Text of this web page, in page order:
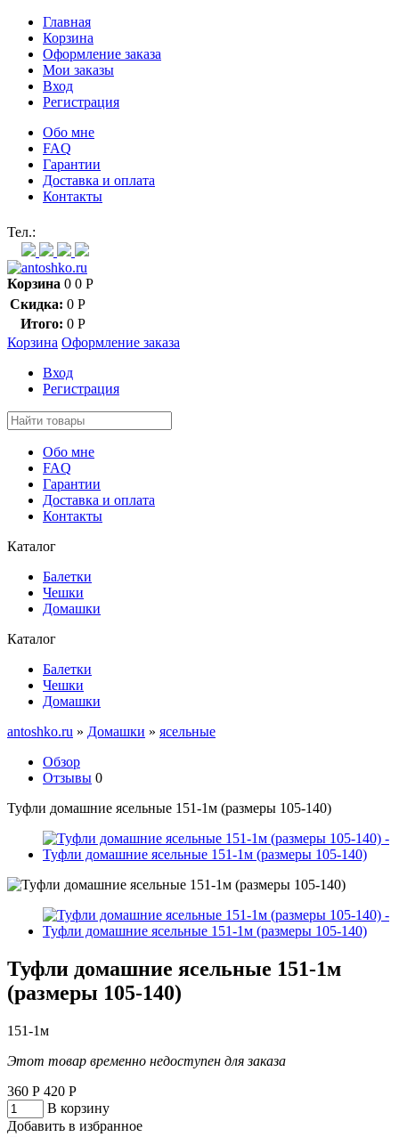
Главная
Корзина
Оформление заказа
Мои заказы
Вход
Регистрация
Обо мне
FAQ
Гарантии
Доставка и оплата
Контакты
Тел.:
Корзина 0 0 Р
Скидка: 0 Р
Итого: 0 Р
Корзина Оформление заказа
Вход
Регистрация
Обо мне
FAQ
Гарантии
Доставка и оплата
Контакты
Каталог
Балетки
Чешки
Домашки
Каталог
Балетки
Чешки
Домашки
antoshko.ru » Домашки » ясельные
Обзор
Отзывы 0
Туфли домашние ясельные 151-1м (размеры 105-140)
Туфли домашние ясельные 151-1м
(размеры 105-140)
151-1м
Этот товар временно недоступен для заказа
360 Р 420 Р
В корзину
Добавить в избранное